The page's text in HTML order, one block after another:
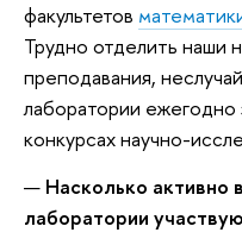
факультетов
Трудно отделить наши
преподавания,
лаборатории
конкурсах научно-
— Насколько активно
лаборатории